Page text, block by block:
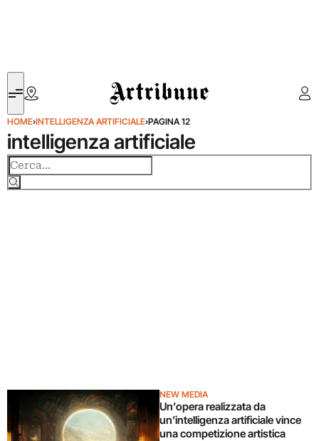
Artribune
HOME›INTELLIGENZA ARTIFICIALE›PAGINA 12
intelligenza artificiale
NEW MEDIA
Un’opera realizzata da
un’intelligenza artificiale vince
una competizione artistica